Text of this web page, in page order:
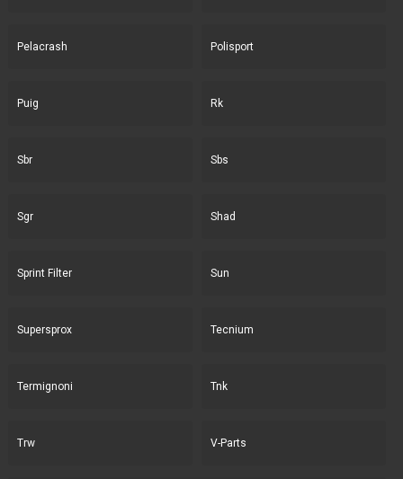
Pelacrash Polisport
Puig Rk
Sbr Sbs
Sgr Shad
Sprint Filter Sun
Supersprox Tecnium
Termignoni Tnk
Trw V-Parts